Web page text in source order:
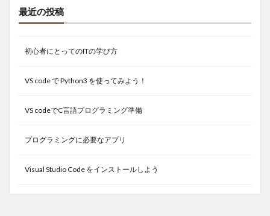
最近の投稿
初心者にとってのITの学び方
VS code で Python3 を使ってみよう！
VS codeでC言語プログラミング準備
プログラミングに必要なアプリ
Visual Studio Code をインストールしよう